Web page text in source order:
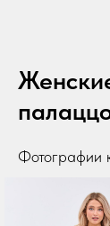
Фотографии